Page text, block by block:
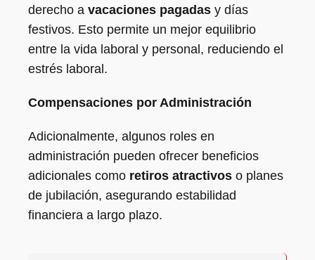
derecho a vacaciones pagadas y días
festivos. Esto permite un mejor equilibrio
entre la vida laboral y personal, reduciendo el
estrés laboral.
Compensaciones por Administración
Adicionalmente, algunos roles en
administración pueden ofrecer beneficios
adicionales como retiros atractivos o planes
de jubilación, asegurando estabilidad
financiera a largo plazo.